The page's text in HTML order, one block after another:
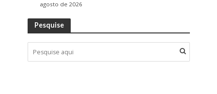
agosto de 2026
Pesquise